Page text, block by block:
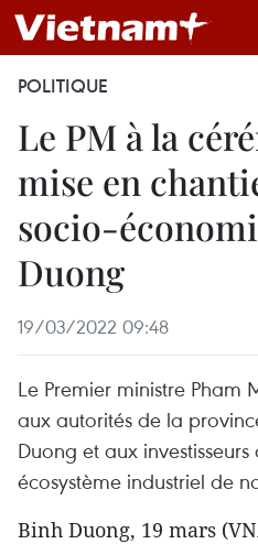
POLITIQUE
Le PM à la
mise en
socio-
Duong
19/03/2022 09:48
Le Premier ministre Pham
aux autorités de la
Duong et aux
écosystème industriel de
Binh Duong, 19 mars